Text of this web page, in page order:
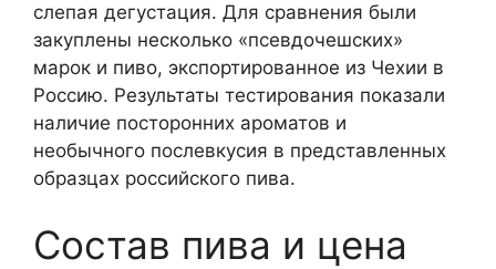
слепая дегустация. Для сравнения были
закуплены несколько «псевдочешских»
марок и пиво, экспортированное из Чехии в
Россию. Результаты тестирования показали
наличие посторонних ароматов и
необычного послевкусия в представленных
образцах российского пива.
Состав пива и цена